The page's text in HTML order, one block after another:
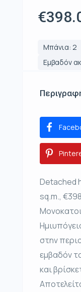
Μπάνια: 2
Εμβαδόν
Detached
sq.m.,
στην
εμβαδόν
και